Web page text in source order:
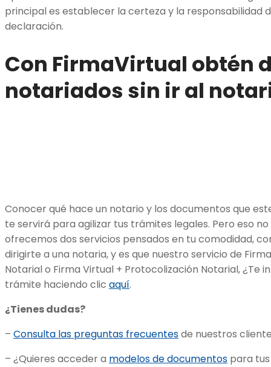
principal es establecer la certeza y la responsabilidad
declaración.
Con FirmaVirtual obtén
notariados sin ir al
Conocer qué hace un notario y los documentos que
te servirá para agilizar tus trámites legales. Pero eso
ofrecemos dos servicios pensados en tu comodidad,
dirigirte a una notaria, y es que nuestro servicio de
Notarial o Firma Virtual + Protocolización Notarial, ¿Te
trámite haciendo clic aquí.
¿Tienes dudas?
– Consulta las preguntas frecuentesde nuestros
– ¿Quieres acceder a modelos de documentos para